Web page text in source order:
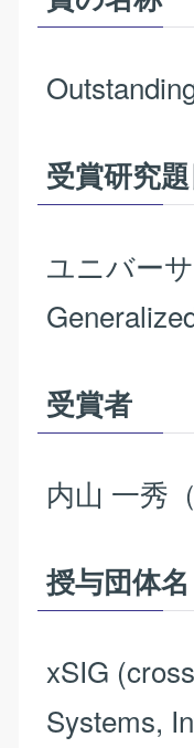
受賞研究題
ユニバー
受賞者
内山 一秀
授与団体名
xSIG
Systems,